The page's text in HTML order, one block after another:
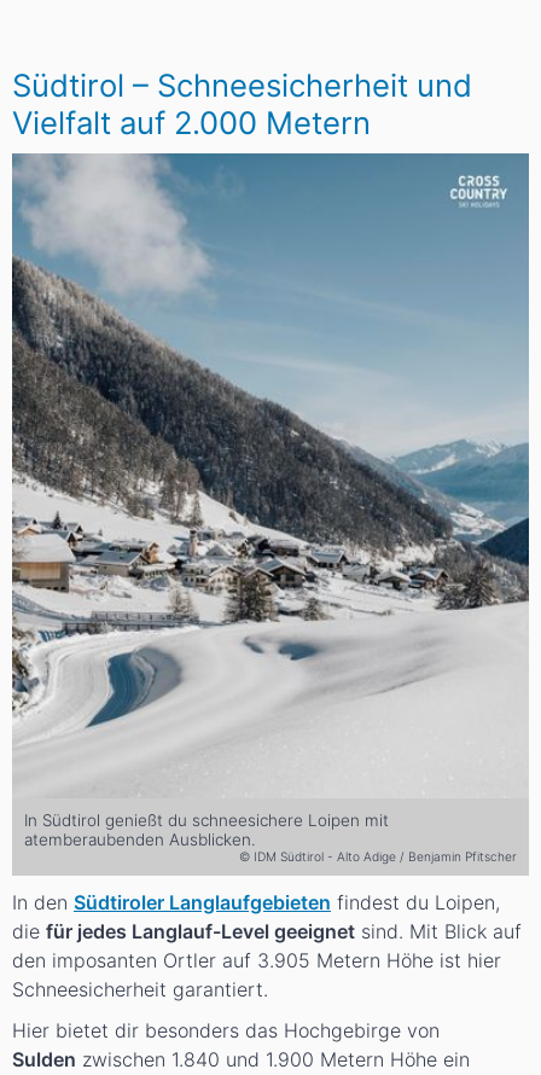
Südtirol – Schneesicherheit und
Vielfalt auf 2.000 Metern
In Südtirol genießt du schneesichere Loipen mit
atemberaubenden Ausblicken.
© IDM Südtirol - Alto Adige / Benjamin Pfitscher
In den Südtiroler Langlaufgebieten findest du Loipen,
die für jedes Langlauf-Level geeignet sind. Mit Blick auf
den imposanten Ortler auf 3.905 Metern Höhe ist hier
Schneesicherheit garantiert.
Hier bietet dir besonders das Hochgebirge von
Sulden zwischen 1.840 und 1.900 Metern Höhe ein